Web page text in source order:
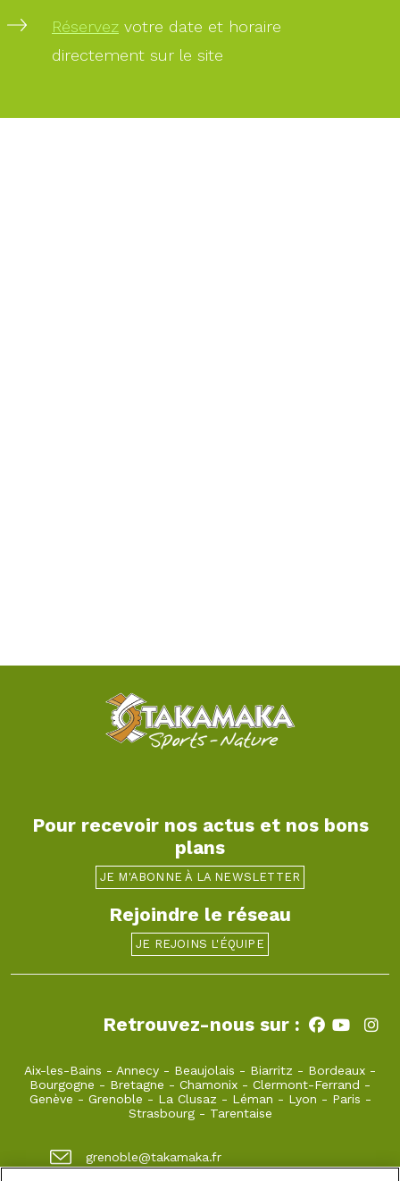
Réservez votre date et horaire
directement sur le site
PAIEMENT
PAIEMENT
Pour recevoir nos actus et nos bons
plans
JE M'ABONNE À LA NEWSLETTER
Rejoindre le réseau
JE REJOINS L'ÉQUIPE
Retrouvez-nous sur :
Aix-les-Bains - Annecy - Beaujolais - Biarritz - Bordeaux -
Bourgogne - Bretagne - Chamonix - Clermont-Ferrand -
Genève - Grenoble - La Clusaz - Léman - Lyon - Paris -
Strasbourg- Tarentaise
grenoble@takamaka.fr